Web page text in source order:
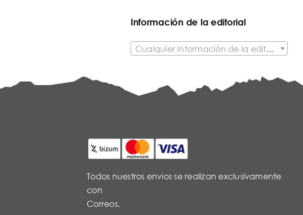
Información de la editorial
Cualquier Información de la editorial
Todos nuestros envíos se realizan exclusivamente
con
Correos.